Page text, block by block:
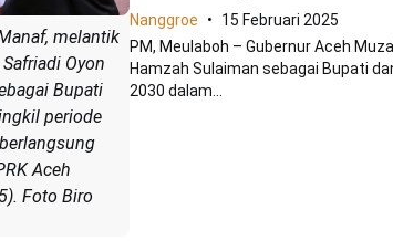
melantik
Oyon
Bupati
periode
Aceh
Foto Biro
Nanggroe
15 Februari 2025
PM, Meulaboh – Gubernur Aceh
Hamzah Sulaiman sebagai Bupati
2030 dalam...